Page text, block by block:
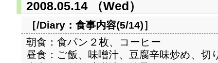
2008.05.14 （Wed）
［/Diary： 食事内容(5/14)］
朝食：食パン２枚、コーヒー
昼食：ご飯、味噌汁、豆腐辛味炒め、切